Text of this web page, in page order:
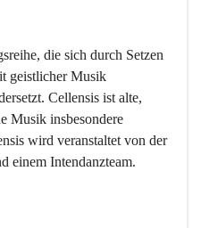
die sich durch Setzen
geistlicher Musik
Cellensis ist alte,
Musik insbesondere
wird veranstaltet von der
einem Intendanzteam.